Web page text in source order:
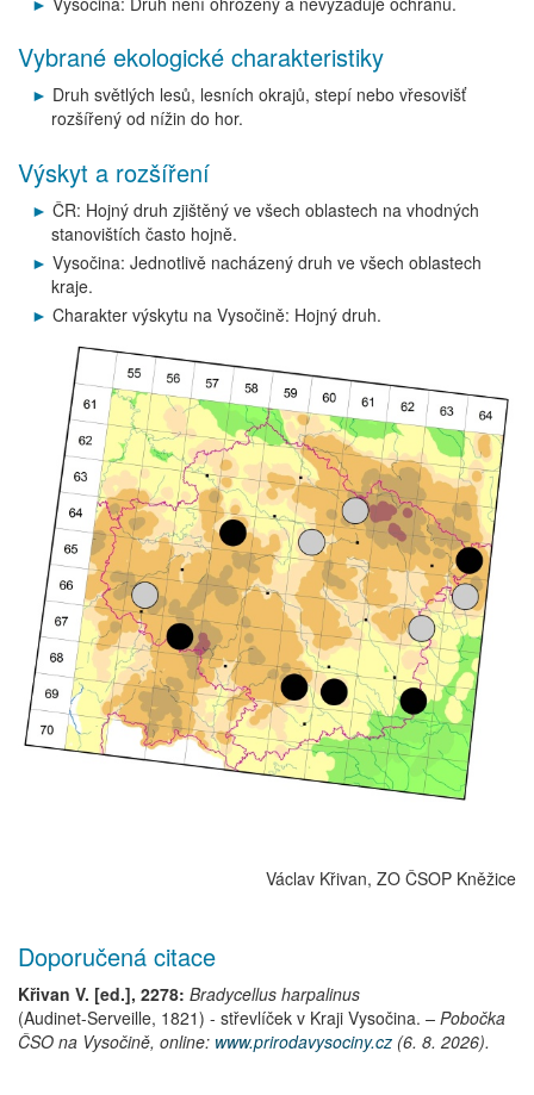
Vybrané ekologické charakteristiky
Druh světlých lesů, lesních okrajů, stepí nebo vřesovišť
rozšířený od nížin do hor.
Výskyt a rozšíření
ČR: Hojný druh zjištěný ve všech oblastech na vhodných
stanovištích často hojně.
Vysočina: Jednotlivě nacházený druh ve všech oblastech
kraje.
Charakter výskytu na Vysočině: Hojný druh.
Václav Křivan, ZO ČSOP Kněžice
Doporučená citace
Křivan V. [ed.], 2278: Bradycellus harpalinus
(Audinet-Serveille, 1821) - střevlíček v Kraji Vysočina. – Pobočka
ČSO na Vysočině, online: www.prirodavysociny.cz (6. 8. 2026).